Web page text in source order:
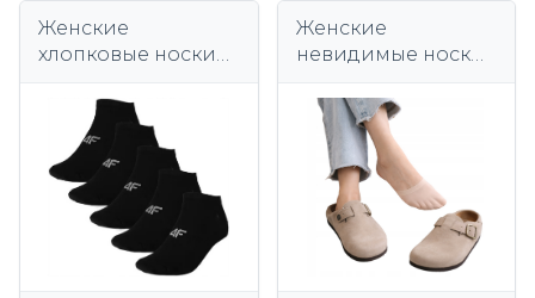
Женские
хлопковые носки
Женские
невидимые носки
полфута для
тонкой обуви,
FEET, 5 ПАР